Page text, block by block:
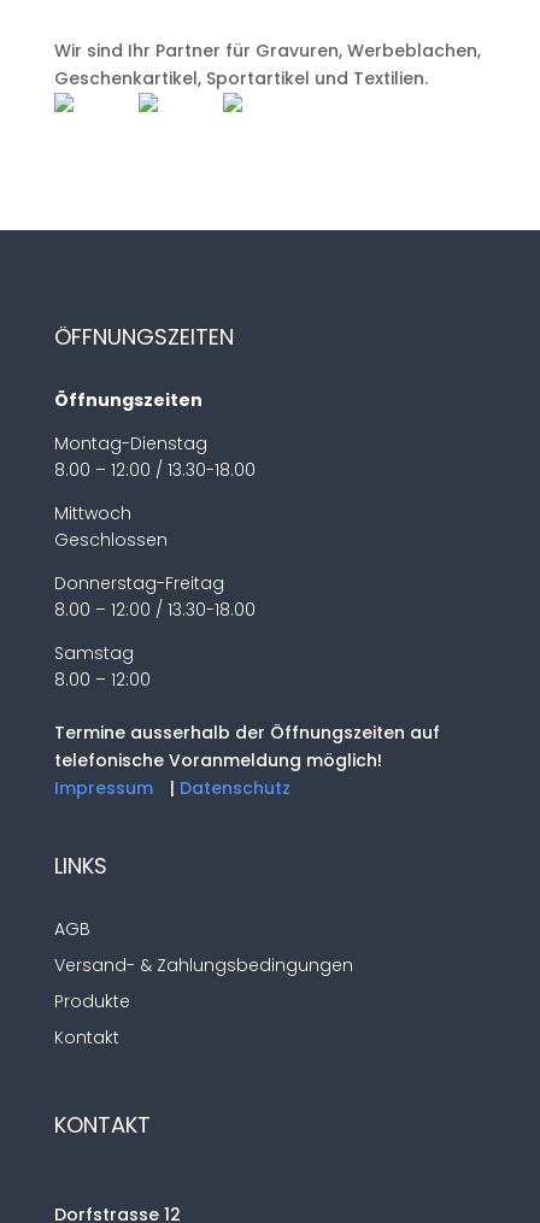
Wir sind Ihr Partner für Gravuren, Werbeblachen,
Geschenkartikel, Sportartikel und Textilien.
ÖFFNUNGSZEITEN
Öffnungszeiten
Montag-Dienstag
8.00 – 12:00 / 13.30-18.00
Mittwoch
Geschlossen
Donnerstag-Freitag
8.00 – 12:00 / 13.30-18.00
Samstag
8.00 – 12:00
Termine ausserhalb der Öffnungszeiten auf
telefonische Voranmeldung möglich!
Impressum
| Datenschutz
LINKS
AGB
Versand- & Zahlungsbedingungen
Produkte
Kontakt
KONTAKT
Dorfstrasse 12